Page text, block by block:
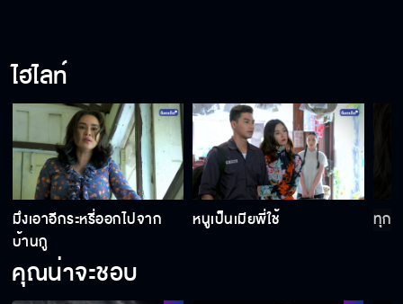
ไฮไลท์
มึงเอาอีกระหรี่ออกไปจาก
บ้านกู
หนูเป็นเมียพี่ใช้ ทุกค
คุณน่าจะชอบ